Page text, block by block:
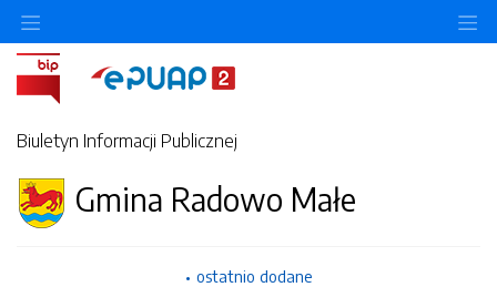
Biuletyn Informacji Publicznej
Gmina Radowo Małe
ostatnio dodane